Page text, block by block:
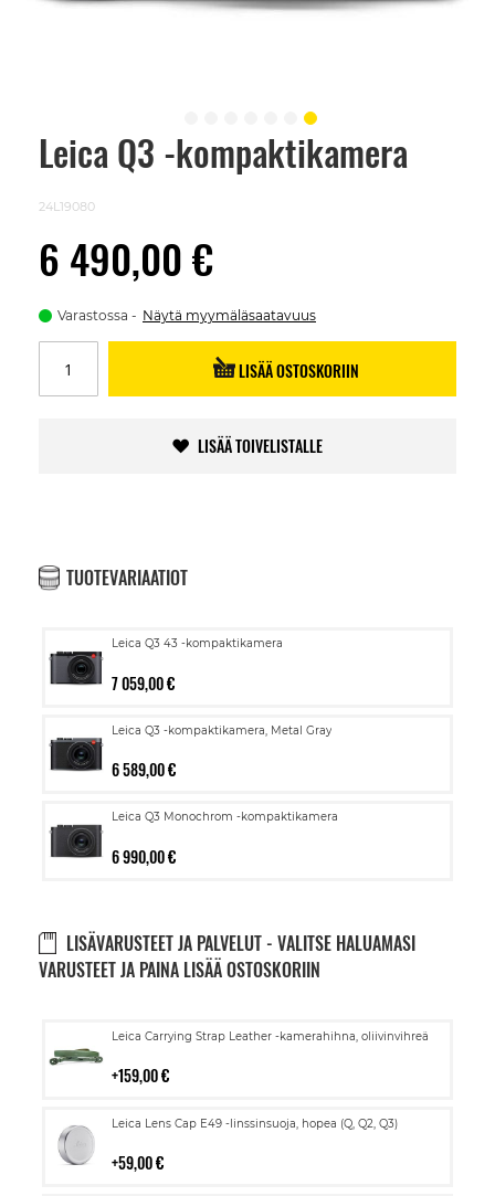
Leica Q3 -kompaktikamera
24L19080
6 490,00 €
Varastossa Näytä myymäläsaatavuus
LISÄÄ OSTOSKORIIN
LISÄÄ TOIVELISTALLE
TUOTEVARIAATIOT
Leica Q3 43 -kompaktikamera
7 059,00 €
Leica Q3 -kompaktikamera, Metal Gray
6 589,00 €
Leica Q3 Monochrom -kompaktikamera
6 990,00 €
LISÄVARUSTEET JA PALVELUT - VALITSE HALUAMASI
VARUSTEET JA PAINA LISÄÄ OSTOSKORIIN
Leica Carrying Strap Leather -kamerahihna, oliivinvihreä
159,00 €
Lisää
Leica Lens Cap E49 -linssinsuoja, hopea (Q, Q2, Q3)
59,00 €
Lisää
Skip
images
gallery